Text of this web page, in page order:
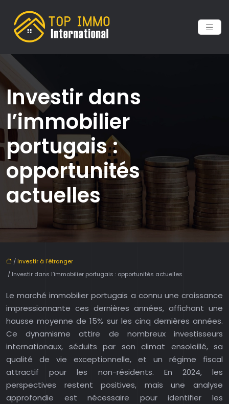
Investir dans
l’immobilier
portugais :
opportunités
actuelles
/ Investir à l'étranger
/ Investir dans l’immobilier portugais : opportunités actuelles
Le marché immobilier portugais a connu une croissance
impressionnante ces dernières années, affichant une
hausse moyenne de 15% sur les cinq dernières années.
Ce dynamisme attire de nombreux investisseurs
internationaux, séduits par son climat ensoleillé, sa
qualité de vie exceptionnelle, et un régime fiscal
attractif pour les non-résidents. En 2024, les
perspectives restent positives, mais une analyse
approfondie est nécessaire pour identifier les